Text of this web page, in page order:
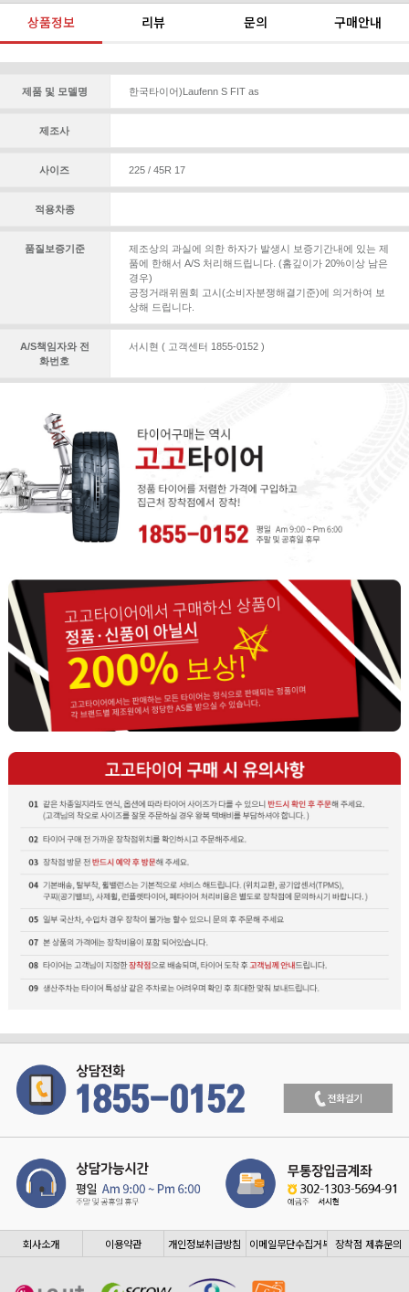
상품정보 리뷰 문의 구매안내
제품 및 모델명 한국타이어)Laufenn S FIT as
제조사
사이즈 225 / 45R 17
적용차종
품질보증기준
제조상의 과실에 의한 하자가 발생시 보증기간내에 있는 제
품에 한해서 A/S 처리해드립니다. (홈깊이가 20%이상 남은
경우)
공정거래위원회 고시(소비자분쟁해결기준)에 의거하여 보
상해 드립니다.
A/S책임자와 전
화번호
서시현 ( 고객센터 1855-0152 )
회사소개 이용약관 개인정보취급방침 이메일무단수집거부 장착점 제휴문의